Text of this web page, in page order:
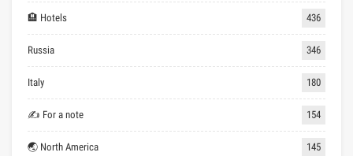
🏨 Hotels 436
Russia 346
Italy 180
✍ For a note 154
🌏 North America 145